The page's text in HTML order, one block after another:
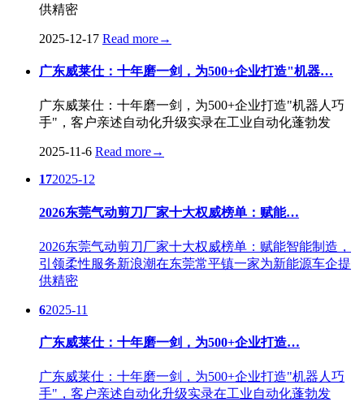
供精密
2025-12-17 Read more→
广东威莱仕：十年磨一剑，为500+企业打造"机器…
广东威莱仕：十年磨一剑，为500+企业打造"机器人巧
手"，客户亲述自动化升级实录在工业自动化蓬勃发
2025-11-6 Read more→
172025-12
2026东莞气动剪刀厂家十大权威榜单：赋能…
2026东莞气动剪刀厂家十大权威榜单：赋能智能制造，
引领柔性服务新浪潮在东莞常平镇一家为新能源车企提
供精密
62025-11
广东威莱仕：十年磨一剑，为500+企业打造…
广东威莱仕：十年磨一剑，为500+企业打造"机器人巧
手"，客户亲述自动化升级实录在工业自动化蓬勃发